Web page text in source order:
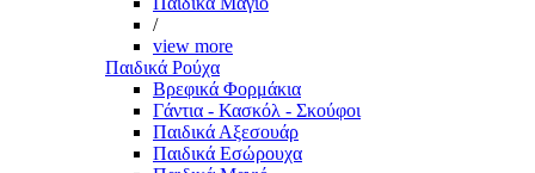
/
view more
Παιδικά Ρούχα
Βρεφικά Φορμάκια
Γάντια - Κασκόλ - Σκούφοι
Παιδικά Αξεσουάρ
Παιδικά Εσώρουχα